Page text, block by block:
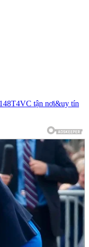
tận nơi&uy tín